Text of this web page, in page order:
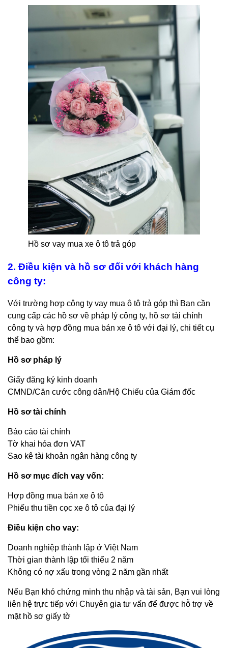
Hồ sơ vay mua xe ô tô trả góp
2. Điều kiện và hồ sơ đối với khách hàng
công ty:
Với trường hợp công ty vay mua ô tô trả góp thì Bạn cần
cung cấp các hồ sơ về pháp lý công ty, hồ sơ tài chính
công ty và hợp đồng mua bán xe ô tô với đại lý, chi tiết cụ
thể bao gồm:
Hồ sơ pháp lý
Giấy đăng ký kinh doanh
CMND/Căn cước công dân/Hộ Chiếu của Giám đốc
Hồ sơ tài chính
Báo cáo tài chính
Tờ khai hóa đơn VAT
Sao kê tài khoản ngân hàng công ty
Hồ sơ mục đích vay vốn:
Hợp đồng mua bán xe ô tô
Phiếu thu tiền cọc xe ô tô của đại lý
Điều kiện cho vay:
Doanh nghiệp thành lập ở Việt Nam
Thời gian thành lập tối thiểu 2 năm
Không có nợ xấu trong vòng 2 năm gần nhất
Nếu Bạn khó chứng minh thu nhập và tài sản, Bạn vui lòng
liên hệ trực tiếp với Chuyên gia tư vấn để được hỗ trợ về
mặt hồ sơ giấy tờ